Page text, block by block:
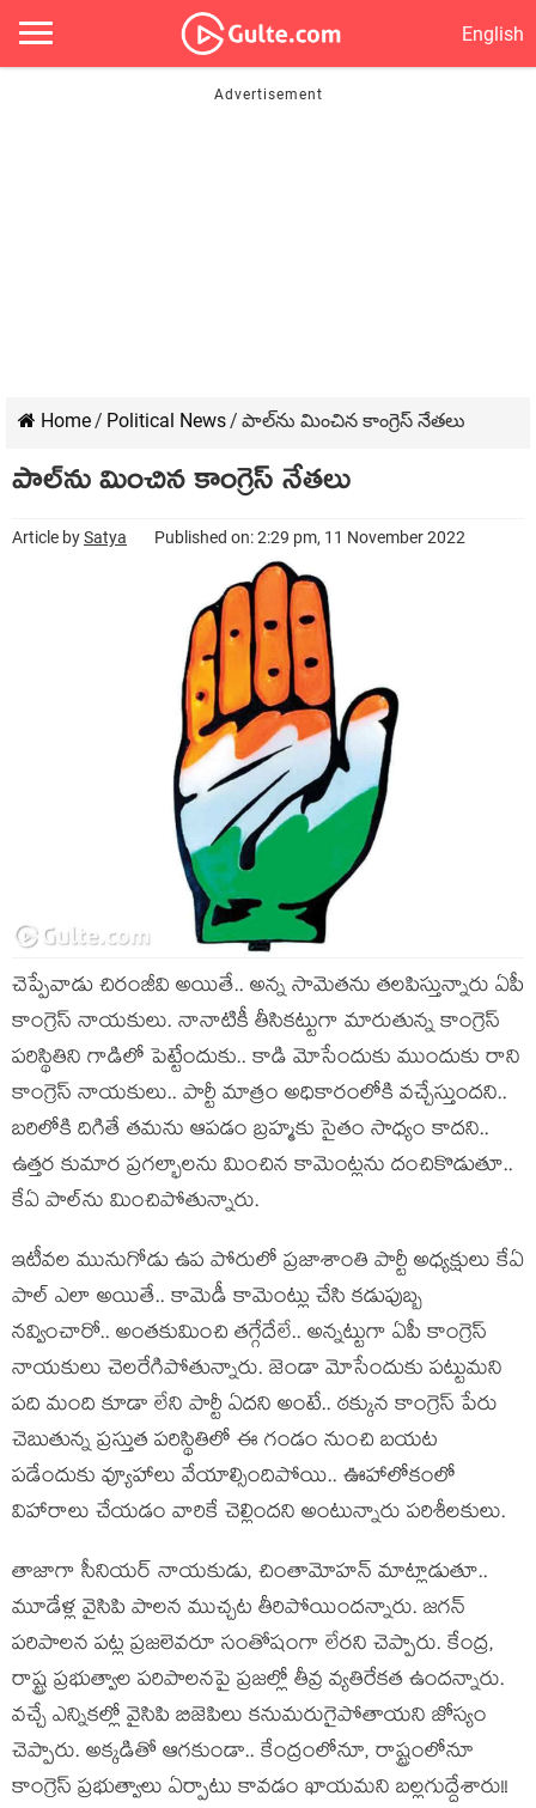
English
Home/ Political News/ పాల్‌ను మించిన కాంగ్రెస్ నేతలు
పాల్‌ను మించిన కాంగ్రెస్ నేతలు
Article bySatya Published on: 2:29 pm, 11 November 2022
చెప్పేవాడు చిరంజీవి అయితే.. అన్న సామెత‌ను త‌ల‌పిస్తున్నారు ఏపీ
కాంగ్రెస్ నాయ‌కులు. నానాటికీ తీసిక‌ట్టుగా మారుతున్న కాంగ్రెస్
ప‌రిస్థితిని గాడిలో పెట్టేందుకు.. కాడి మోసేందుకు ముందుకు రాని
కాంగ్రెస్ నాయ‌కులు.. పార్టీ మాత్రం అధికారంలోకి వ‌చ్చేస్తుందని..
బ‌రిలోకి దిగితే త‌మ‌ను ఆప‌డం బ్ర‌హ్మ‌కు సైతం సాధ్యం కాద‌ని..
ఉత్త‌ర కుమార ప్ర‌గ‌ల్భాల‌ను మించిన కామెంట్లను దంచికొడుతూ..
కేఏ పాల్‌ను మించిపోతున్నారు.
ఇటీవ‌ల మునుగోడు ఉప పోరులో ప్ర‌జాశాంతి పార్టీ అధ్య‌క్షులు కేఏ
పాల్ ఎలా అయితే.. కామెడీ కామెంట్లు చేసి క‌డుపుబ్బ
న‌వ్వించారో.. అంత‌కుమించి త‌గ్గేదేలే.. అన్న‌ట్టుగా ఏపీ కాంగ్రెస్
నాయ‌కులు చెల‌రేగిపోతున్నారు. జెండా మోసేందుకు ప‌ట్టుమ‌ని
ప‌ది మంది కూడా లేని పార్టీ ఏద‌ని అంటే.. ఠ‌క్కున కాంగ్రెస్ పేరు
చెబుతున్న ప్ర‌స్తుత పరిస్థితిలో ఈ గండం నుంచి బ‌య‌ట
ప‌డేందుకు వ్యూహాలు వేయాల్సిందిపోయి.. ఊహాలోకంలో
విహారాలు చేయ‌డం వారికే చెల్లింద‌ని అంటున్నారు ప‌రిశీల‌కులు.
తాజాగా సీనియ‌ర్ నాయ‌కుడు, చింతామోహన్ మాట్లాడుతూ..
మూడేళ్ల వైసిపి పాలన ముచ్చట తీరిపోయిందన్నారు. జగన్
పరిపాలన ప‌ట్ల ప్ర‌జలెవరూ సంతోషంగా లేరని చెప్పారు. కేంద్ర,
రాష్ట్ర ప్రభుత్వాల పరిపాలనపై ప్రజల్లో తీవ్ర వ్యతిరేకత ఉంద‌న్నారు.
వచ్చే ఎన్నికల్లో వైసిపి బిజెపిలు కనుమరుగైపోతాయని జోస్యం
చెప్పారు. అక్క‌డితో ఆగ‌కుండా.. కేంద్రంలోనూ, రాష్ట్రంలోనూ
కాంగ్రెస్ ప్రభుత్వాలు ఏర్పాటు కావడం ఖాయమ‌ని బ‌ల్లగుద్దేశారు!!